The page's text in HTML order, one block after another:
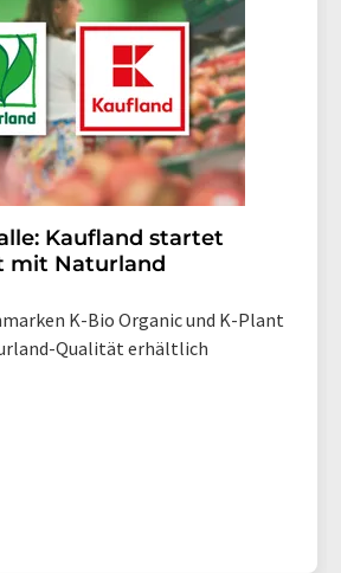
Kaufland startet
mit Naturland
K-Bio Organic und K-Plant
Qualität erhältlich